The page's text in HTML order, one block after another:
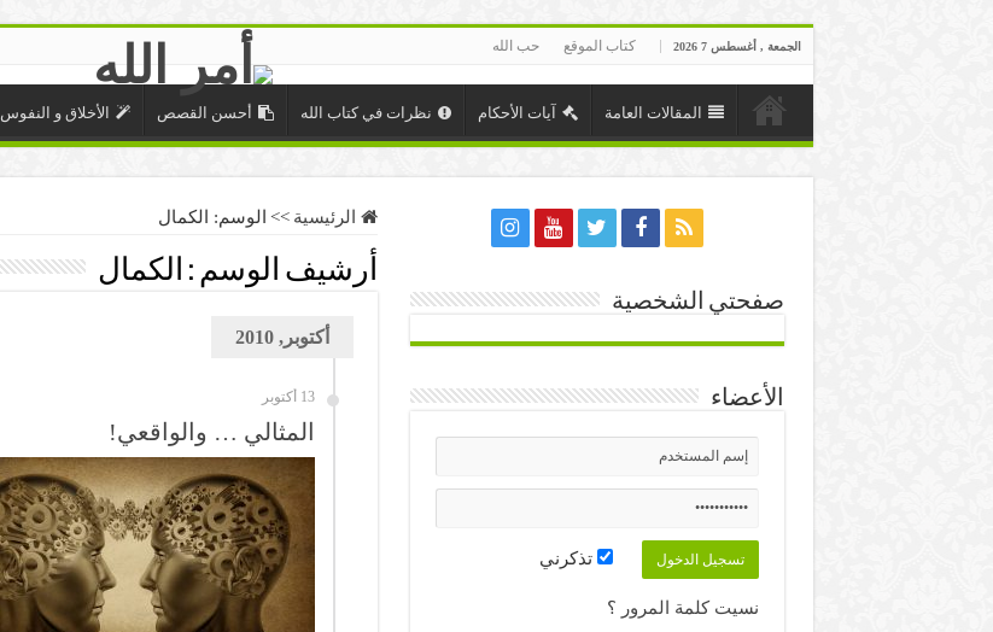
الجمعة , أغسطس 7 2026 كتاب الموقع حب الله
المقالات العامة آيات الأحكام نظرات في كتاب الله أحسن القصص الأخلاق و النفوس
الرئيسية >> الوسم: الكمال
أرشيف الوسم : الكمال
أكتوبر, 2010
13 أكتوبر
المثالي … والواقعي!
صفحتي الشخصية
الأعضاء
تذكرني
نسيت كلمة المرور ؟